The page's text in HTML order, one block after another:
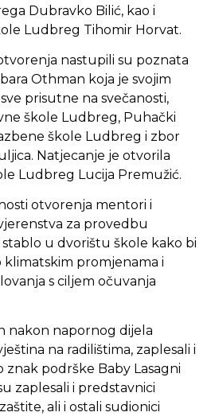
Dubravko Bilić, kao i
Ludbreg Tihomir Horvat.
nastupili su poznata
Othman koja je svojim
prisutne na svečanosti,
škole Ludbreg, Puhački
škole Ludbreg i zbor
Natjecanje je otvorila
Ludbreg Lucija Premužić.
otvorenja mentori i
za provedbu
stablo u dvorištu škole kako bi
klimatskim promjenama i
s ciljem očuvanja
nakon napornog dijela
na radilištima, zaplesali i
znak podrške Baby Lasagni
zaplesali i predstavnici
ali i ostali sudionici